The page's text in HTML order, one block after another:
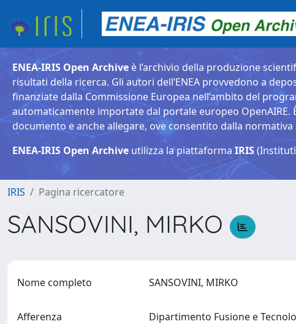
ENEA-IRIS Open Archive è l’archivio della produzione
risultati della ricerca. Gli autori dell’ENEA provvedono a
finanziate dalla Commissione Europea nell’ambito del
automaticamente importate dal portale europeo
documento e anche allegare, ove consentito dalla
ENEA-IRIS Open Archive utilizza la piattaforma IRIS
IRIS Pagina ricercatore
SANSOVINI, MIRKO
Nome completo SANSOVINI, MIRKO
Afferenza Dipartimento Fusione e